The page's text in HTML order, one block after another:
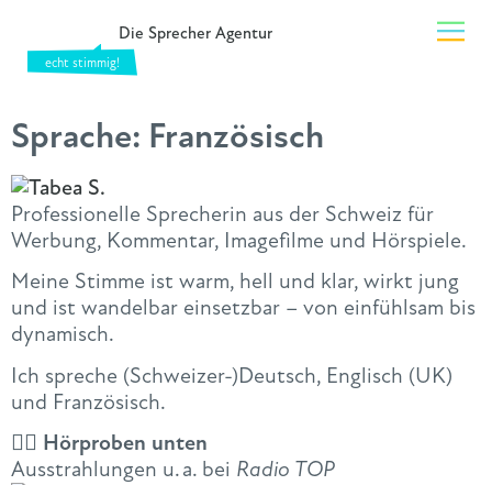
Die Sprecher Agentur
Sprache: Französisch
Professionelle Sprecherin aus der Schweiz für
Werbung, Kommentar, Imagefilme und Hörspiele.
Meine Stimme ist warm, hell und klar, wirkt jung
und ist wandelbar einsetzbar – von einfühlsam bis
dynamisch.
Ich spreche (Schweizer-)Deutsch, Englisch (UK)
und Französisch.
👇🏻 Hörproben unten
Ausstrahlungen u. a. bei Radio TOP